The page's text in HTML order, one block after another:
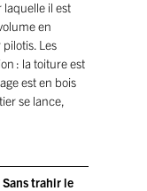
il est
en
Les
: la toiture est
est en bois
se lance,
Sans trahir le